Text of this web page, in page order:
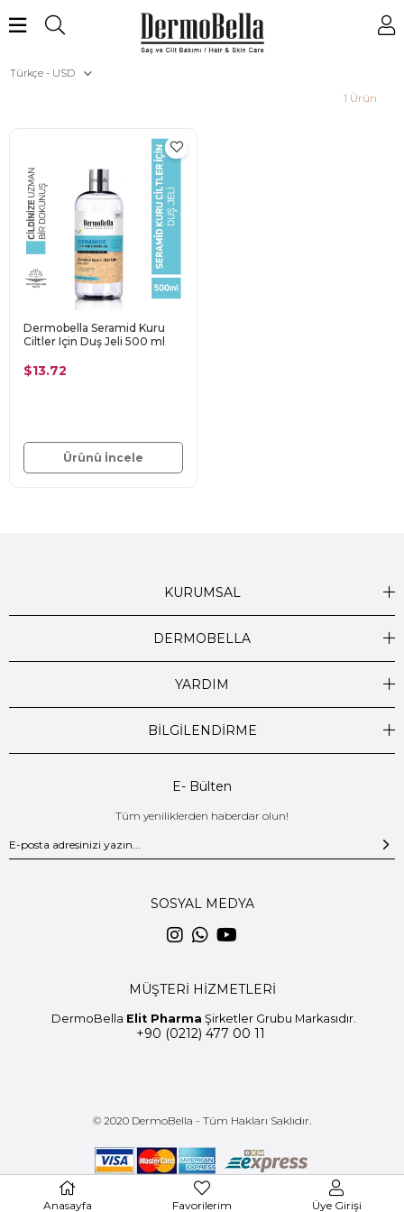
Türkçe - USD
1 Ürün
Dermobella Seramid Kuru
Ciltler Için Duş Jeli 500 ml
$13.72
Ürünü İncele
KURUMSAL
DERMOBELLA
YARDIM
BİLGİLENDİRME
E- Bülten
Tüm yeniliklerden haberdar olun!
SOSYAL MEDYA
MÜŞTERİ HİZMETLERİ
+90 (0212) 477 00 11
DermoBella Elit Pharma Şirketler Grubu Markasıdır.
© 2020 DermoBella - Tüm Hakları Saklıdır.
Anasayfa Favorilerim Üye Girişi